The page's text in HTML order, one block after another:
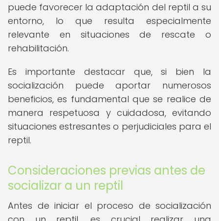
puede favorecer la adaptación del reptil a su
entorno, lo que resulta especialmente
relevante en situaciones de rescate o
rehabilitación.
Es importante destacar que, si bien la
socialización puede aportar numerosos
beneficios, es fundamental que se realice de
manera respetuosa y cuidadosa, evitando
situaciones estresantes o perjudiciales para el
reptil.
Consideraciones previas antes de
socializar a un reptil
Antes de iniciar el proceso de socialización